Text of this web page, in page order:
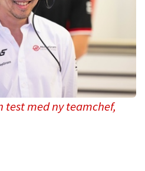
test med ny teamchef,